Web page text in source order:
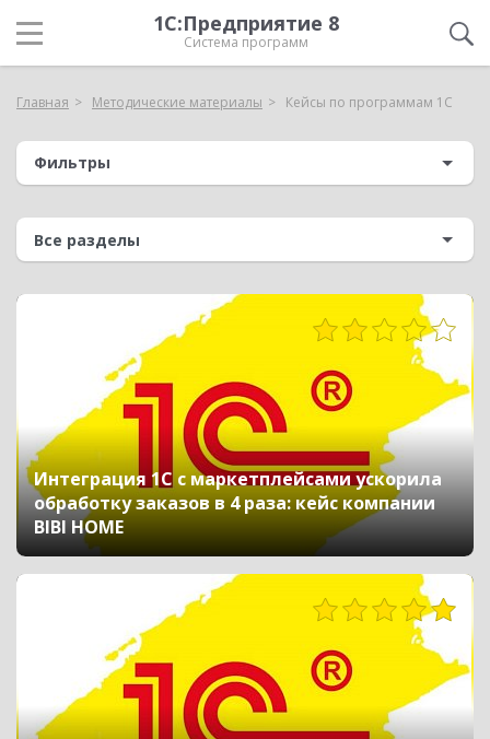
1С:Предприятие 8
Система программ
Главная Методические материалы Кейсы по программам 1С
Фильтры
Интеграция 1С с маркетплейсами ускорила
обработку заказов в 4 раза: кейс компании
BIBI HOME